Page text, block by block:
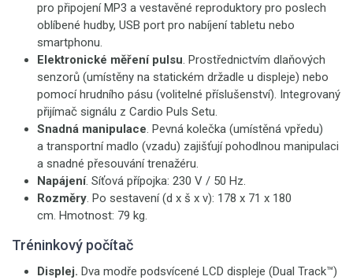
pro připojení MP3 a vestavěné reproduktory pro poslech
oblíbené hudby, USB port pro nabíjení tabletu nebo
smartphonu.
Elektronické měření pulsu. Prostřednictvím dlaňových
senzorů (umístěny na statickém držadle u displeje) nebo
pomocí hrudního pásu (volitelné příslušenství). Integrovaný
přijímač signálu z Cardio Puls Setu.
Snadná manipulace. Pevná kolečka (umístěná vpředu)
a transportní madlo (vzadu) zajišťují pohodlnou manipulaci
a snadné přesouvání trenažéru.
Napájení. Síťová přípojka: 230 V / 50 Hz.
Rozměry. Po sestavení (d x š x v): 178 x 71 x 180
cm. Hmotnost: 79 kg.
Tréninkový počítač
Displej. Dva modře podsvícené LCD displeje (Dual Track™)